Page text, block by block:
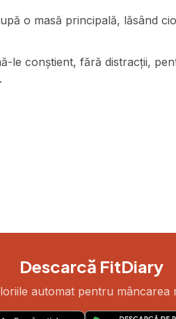
o masă principală, lăsând
le conștient, fără distracții,
Descarcă FitDiary
automat pentru mâncarea